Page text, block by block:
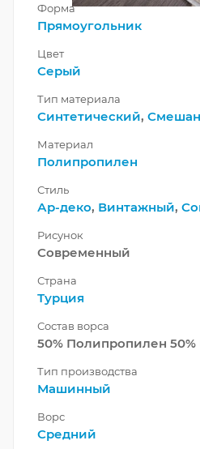
Форма
Прямоугольник
Цвет
Серый
Тип материала
Синтетический,
Материал
Полипропилен
Стиль
Ар-деко, Винтажный,
Рисунок
Современный
Страна
Турция
Состав ворса
50% Полипропилен
Тип производства
Машинный
Ворс
Средний